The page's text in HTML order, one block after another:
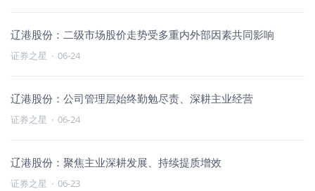
辽港股份：二级市场股价走势受多重内外部因素共同影响
证券之星 · 06-24
辽港股份：公司管理层始终勤勉尽责、深耕主业经营
证券之星 · 06-24
辽港股份：聚焦主业深耕发展、持续提质增效
证券之星 · 06-23